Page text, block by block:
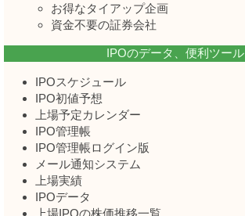
お得なタイアップ企画
資金不要の証券会社
IPOのデータ、便利ツール
IPOスケジュール
IPO初値予想
上場予定カレンダー
IPO管理帳
IPO管理帳ログイン版
メール通知システム
上場実績
IPOデータ
上場IPOの株価推移一覧